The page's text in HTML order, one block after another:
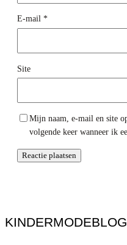
E-mail *
Site
Mijn naam, e-mail en site
volgende keer wanneer ik